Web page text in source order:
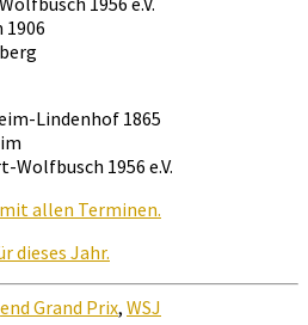
Lindenhof 1865
1956 e.V.
allen Terminen.
dieses Jahr.
Grand Prix, WSJ